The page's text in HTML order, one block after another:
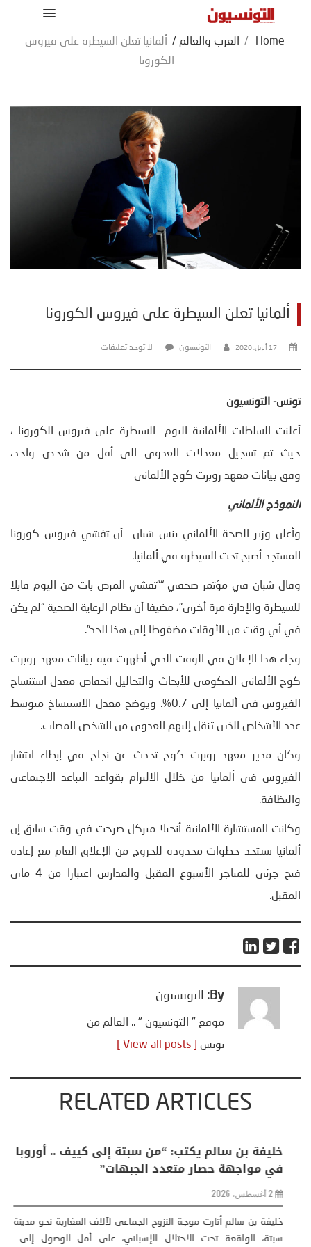
Home
/ العرب والعالم /
ألمانيا تعلن السيطرة على فيروس
الكورونا
ألمانيا تعلن السيطرة على فيروس الكورونا
17 أبريل، 2020 التونسيون لا توجد تعليقات
تونس- التونسيون
أعلنت السلطات الألمانية اليوم السيطرة على فيروس الكورونا ،
حيث تم تسجيل معدلات العدوى الى أقل من شخص واحد،
وفق بيانات معهد روبرت كوخ الألماني
النموذج الألماني
وأعلن وزير الصحة الألماني ينس شبان أن تفشي فيروس كورونا
المستجد أصبح تحت السيطرة في ألمانيا.
وقال شبان في مؤتمر صحفي “”تفشي المرض بات من اليوم قابلا
للسيطرة والإدارة مرة أخرى”، مضيفا أن نظام الرعاية الصحية “لم يكن
في أي وقت من الأوقات مضغوطا إلى هذا الحد”.
وجاء هذا الإعلان في الوقت الذي أظهرت فيه بيانات معهد روبرت
كوخ الألماني الحكومي للأبحاث والتحاليل انخفاض معدل استنساخ
الفيروس في ألمانيا إلى 0.7%. ويوضح معدل الاستنساخ متوسط
عدد الأشخاص الذين تنقل إليهم العدوى من الشخص المصاب.
وكان مدير معهد روبرت كوخ تحدث عن نجاح في إبطاء انتشار
الفيروس في ألمانيا من خلال الالتزام بقواعد التباعد الاجتماعي
والنظافة.
وكانت المستشارة الألمانية أنجيلا ميركل صرحت في وقت سابق إن
ألمانيا ستتخذ خطوات محدودة للخروج من الإغلاق العام مع إعادة
فتح جزئي للمتاجر الأسبوع المقبل والمدارس اعتبارا من 4 ماي
المقبل.
By: التونسيون
موقع " التونسيون " .. العالم من
تونس
RELATED ARTICLES
منذر بالضيافي يكتب حول: التغيرات المناخية: اكثر
من ظاهرة طبيعية .. تحول اجتماعي وحضاري (
مقاربة سوسيولوجية )
كتب: منذر بالضيافي بدأت قصتي مع التغييرات المناخية ” المتطرفة”،